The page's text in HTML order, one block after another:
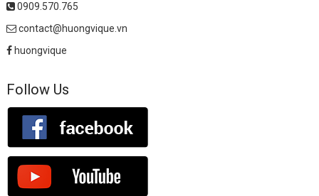
0909.570.765
contact@huongvique.vn
huongvique
Follow Us